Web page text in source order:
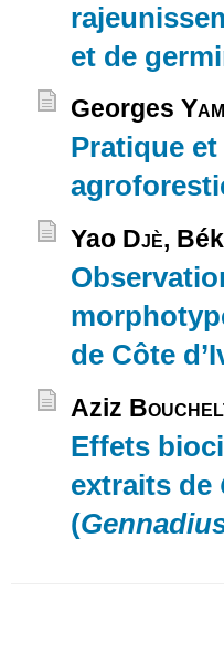
et de
Georges
Pratique
Yao Djè,
de Côte
Aziz
Effets
extraits de
(